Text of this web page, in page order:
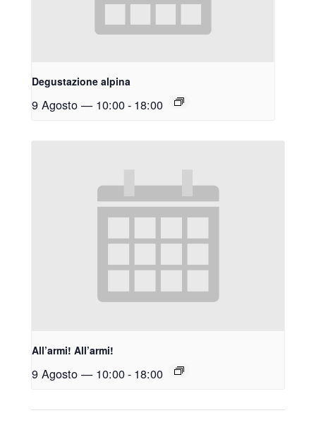
Degustazione alpina
9 Agosto — 10:00- 18:00
All’armi! All’armi!
9 Agosto — 10:00- 18:00